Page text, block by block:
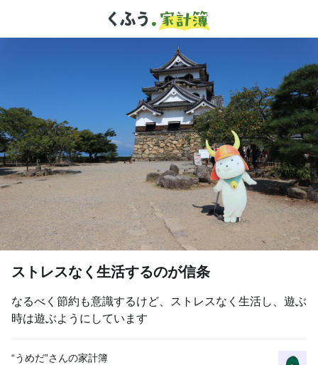
ストレスなく生活するのが信条
なるべく節約も意識するけど、ストレスなく生活し、遊ぶ
時は遊ぶようにしています
“うめだ”さんの家計簿